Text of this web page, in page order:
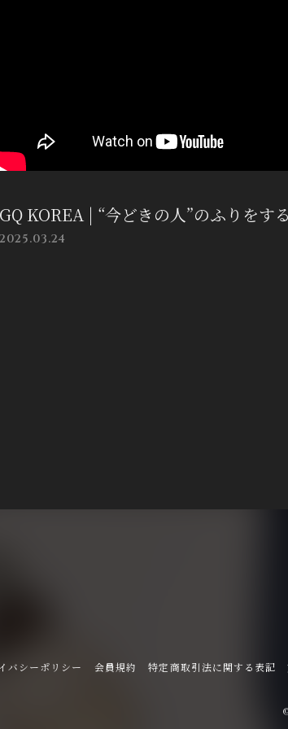
GQ KOREA | “今どきの人”のふりを
2025.03.24
バシーポリシー 会員規約 特定商取引法に関する表記